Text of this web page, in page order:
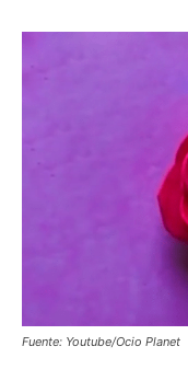
Fuente: Youtube/Ocio Planet